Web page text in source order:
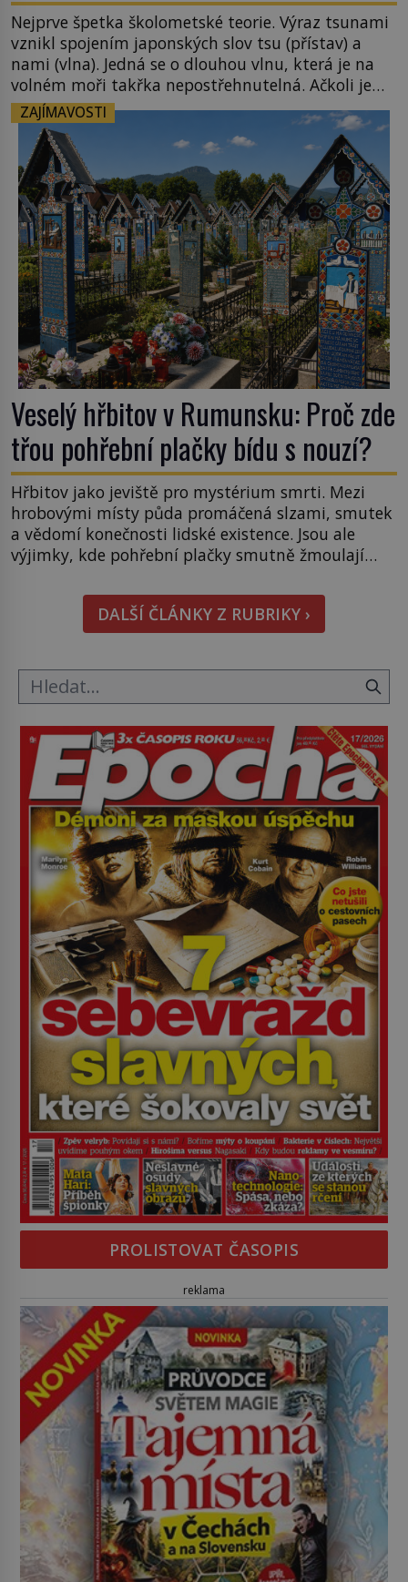
Nejprve špetka školometské teorie. Výraz tsunami
vznikl spojením japonských slov tsu (přístav) a
nami (vlna). Jedná se o dlouhou vlnu, která je na
volném moři takřka nepostřehnutelná. Ačkoli je
vlnová délka tsunami i 300 kilometrů, výška vlny
na volném moři je maximálně 1,5 metru. Máme se
podobné obří vlny obávat i v Evropě? Vznik
tsunami si […]
ZAJÍMAVOSTI
Veselý hřbitov v Rumunsku: Proč zde
třou pohřební plačky bídu s nouzí?
Hřbitov jako jeviště pro mystérium smrti. Mezi
hrobovými místy půda promáčená slzami, smutek
a vědomí konečnosti lidské existence. Jsou ale
výjimky, kde pohřební plačky smutně žmoulají
pohledu na výši vyměřené podpory
v nezaměstnanosti. Kam vás pozveme? Unikátní
hřbitov, který si vysloužil název „Veselý“, najdeme
DALŠÍ ČLÁNKY Z RUBRIKY ›
PROLISTOVAT ČASOPIS
reklama